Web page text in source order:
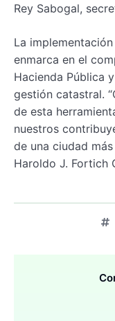
Rey Sabogal,
La
enmarca en el
Hacienda Pública
gestión catastral.
de esta
nuestros
de una ciudad
Haroldo J. Fortich